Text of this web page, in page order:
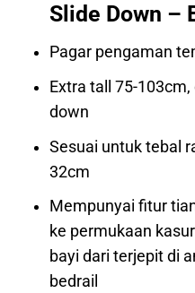
Slide Down –
Pagar pengaman
Extra tall 75-
down
Sesuai untuk tebal
32cm
Mempunyai fitur
ke permukaan
bayi dari terjepit di
bedrail